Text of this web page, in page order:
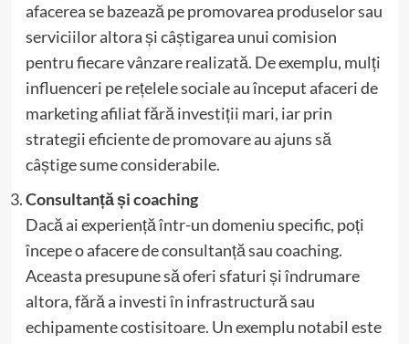
afacerea se bazează pe promovarea produselor sau
serviciilor altora și câștigarea unui comision
pentru fiecare vânzare realizată. De exemplu, mulți
influenceri pe rețelele sociale au început afaceri de
marketing afiliat fără investiții mari, iar prin
strategii eficiente de promovare au ajuns să
câștige sume considerabile.
Consultanță și coaching
Dacă ai experiență într-un domeniu specific, poți
începe o afacere de consultanță sau coaching.
Aceasta presupune să oferi sfaturi și îndrumare
altora, fără a investi în infrastructură sau
echipamente costisitoare. Un exemplu notabil este